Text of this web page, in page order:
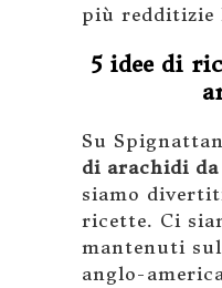
più redditizie
5 idee di
Su
di arachidi
siamo
ricette. Ci
mantenuti
anglo-